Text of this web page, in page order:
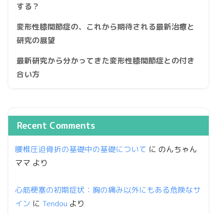
する？
変形性膝関節症の、これから期待される最新治療と
研究の展望
最新研究から分かってきた変形性膝関節症との付き
合い方
Recent Comments
腰椎圧迫骨折の基礎中の基礎について に のんちゃん
ママ より
心筋梗塞の初期症状：胸の痛み以外にもある危険なサ
イン に Tendou より